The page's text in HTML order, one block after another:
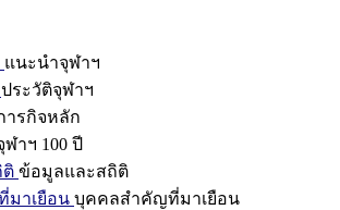
แนะนำจุฬาฯ
ประวัติจุฬาฯ
ารกิจหลัก
ฬาฯ 100 ปี
ติ ข้อมูลและสถิติ
าเยือน บุคคลสำคัญที่มาเยือน